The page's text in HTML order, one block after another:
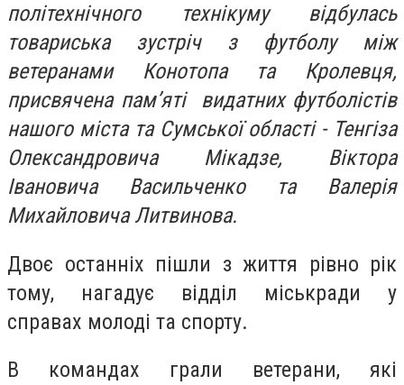
політехнічного технікуму відбулась
товариська зустріч з футболу між
ветеранами Конотопа та Кролевця,
присвячена пам’яті видатних футболістів
нашого міста та Сумської області - Тенгіза
Олександровича Мікадзе, Віктора
Івановича Васильченко та Валерія
Михайловича Литвинова.
Двоє останніх пішли з життя рівно рік
тому, нагадує відділ міськради у
справах молоді та спорту.
В командах грали ветерани, які